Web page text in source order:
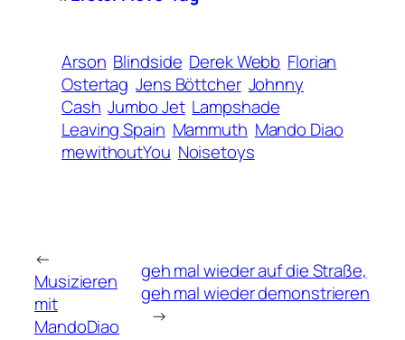
Arson Blindside Derek Webb Florian
Ostertag Jens Böttcher Johnny
Cash Jumbo Jet Lampshade
Leaving Spain Mammuth Mando Diao
mewithoutYou Noisetoys
←
Musizieren
mit
MandoDiao
geh mal wieder auf die Straße,
geh mal wieder demonstrieren
→